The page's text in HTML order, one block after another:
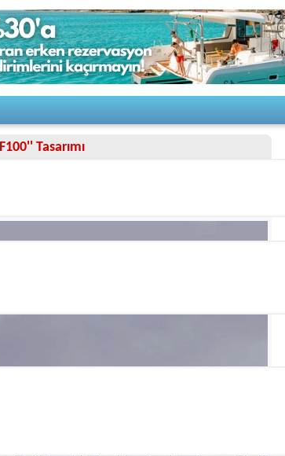
Tasarımı